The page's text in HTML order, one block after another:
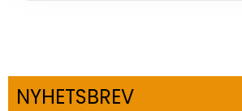
NYHETSBREV